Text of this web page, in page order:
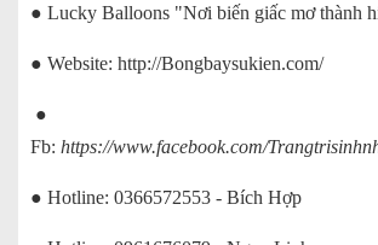
● Lucky Balloons "Nơi biến giấc mơ thành
● Website: http://Bongbaysukien.com/
●
Fb: https://www.facebook.com/
● Hotline: 0366572553 - Bích Hợp